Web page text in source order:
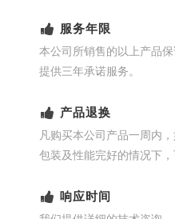
服务年限
本公司所销售的以上产品
提供三年承诺服务。
产品退换
凡购买本公司产品一周内
包装及性能完好的情况下
响应时间